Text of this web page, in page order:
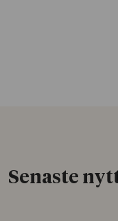
Senaste